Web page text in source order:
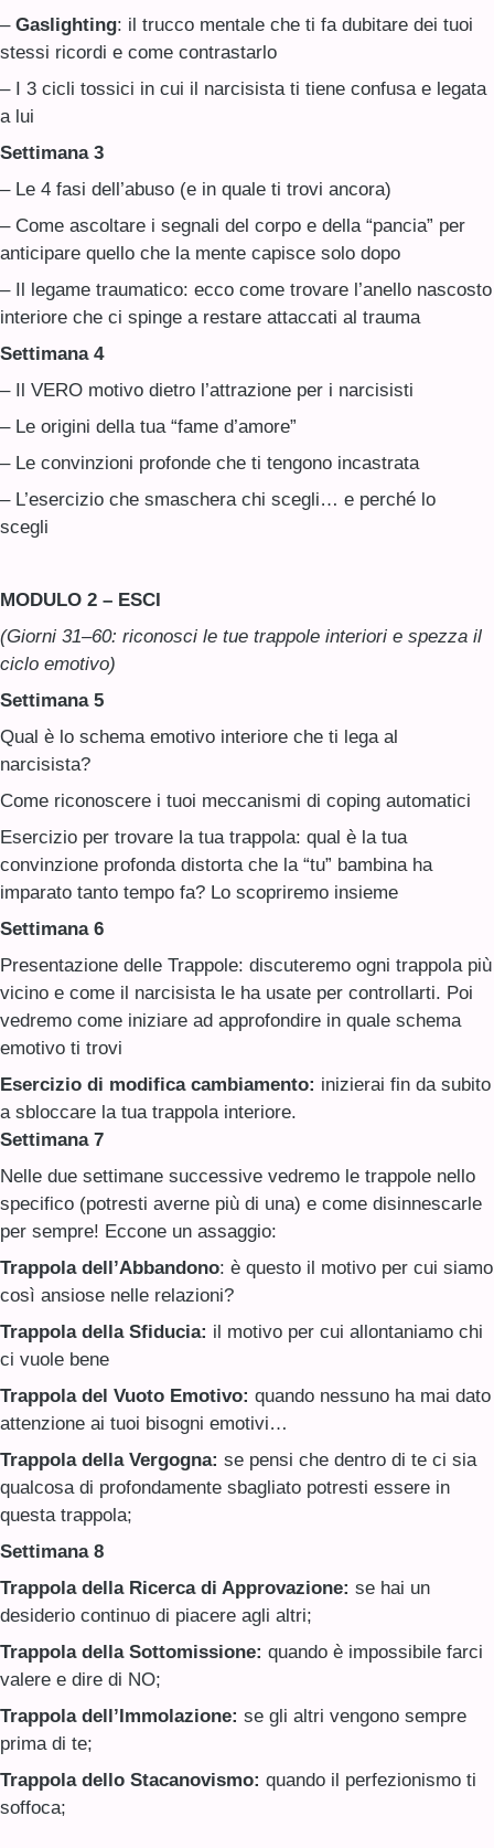
– Gaslighting: il trucco mentale che ti fa dubitare dei tuoi
stessi ricordi e come contrastarlo
– I 3 cicli tossici in cui il narcisista ti tiene confusa e legata
a lui
Settimana 3
– Le 4 fasi dell’abuso (e in quale ti trovi ancora)
– Come ascoltare i segnali del corpo e della “pancia” per
anticipare quello che la mente capisce solo dopo
– Il legame traumatico: ecco come trovare l’anello nascosto
interiore che ci spinge a restare attaccati al trauma
Settimana 4
– Il VERO motivo dietro l’attrazione per i narcisisti
– Le origini della tua “fame d’amore”
– Le convinzioni profonde che ti tengono incastrata
– L’esercizio che smaschera chi scegli… e perché lo
scegli
MODULO 2 – ESCI
(Giorni 31–60: riconosci le tue trappole interiori e spezza il
ciclo emotivo)
Settimana 5
Qual è lo schema emotivo interiore che ti lega al
narcisista?
Come riconoscere i tuoi meccanismi di coping automatici
Esercizio per trovare la tua trappola: qual è la tua
convinzione profonda distorta che la “tu” bambina ha
imparato tanto tempo fa? Lo scopriremo insieme
Settimana 6
Presentazione delle Trappole: discuteremo ogni trappola più
vicino e come il narcisista le ha usate per controllarti. Poi
vedremo come iniziare ad approfondire in quale schema
emotivo ti trovi
Esercizio di modifica cambiamento: inizierai fin da subito
a sbloccare la tua trappola interiore.
Settimana 7
Nelle due settimane successive vedremo le trappole nello
specifico (potresti averne più di una) e come disinnescarle
per sempre! Eccone un assaggio:
Trappola dell’Abbandono: è questo il motivo per cui siamo
così ansiose nelle relazioni?
Trappola della Sfiducia: il motivo per cui allontaniamo chi
ci vuole bene
Trappola del Vuoto Emotivo: quando nessuno ha mai dato
attenzione ai tuoi bisogni emotivi…
Trappola della Vergogna: se pensi che dentro di te ci sia
qualcosa di profondamente sbagliato potresti essere in
questa trappola;
Settimana 8
Trappola della Ricerca di Approvazione: se hai un
desiderio continuo di piacere agli altri;
Trappola della Sottomissione: quando è impossibile farci
valere e dire di NO;
Trappola dell’Immolazione: se gli altri vengono sempre
prima di te;
Trappola dello Stacanovismo: quando il perfezionismo ti
soffoca;